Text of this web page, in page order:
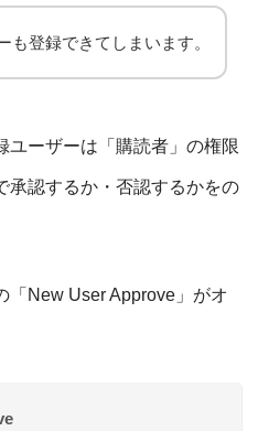
も登録できてしまいます。
ユーザーは「購読者」の権限
承認するか・否認するかをの
「New User Approve」がオ